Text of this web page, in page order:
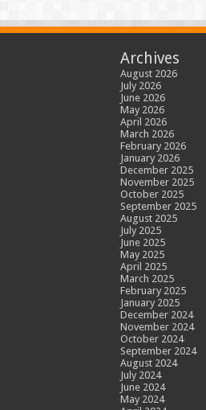
Archives
August 2026
July 2026
June 2026
May 2026
April 2026
March 2026
February 2026
January 2026
December 2025
November 2025
October 2025
September 2025
August 2025
July 2025
June 2025
May 2025
April 2025
March 2025
February 2025
January 2025
December 2024
November 2024
October 2024
September 2024
August 2024
July 2024
June 2024
May 2024